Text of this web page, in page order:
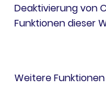
Deaktivierung von
Funktionen dieser
Weitere